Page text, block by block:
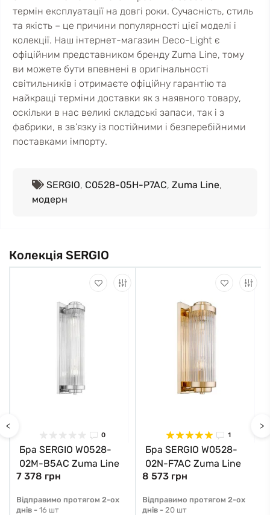
термін експлуатації на довгі роки. Сучасність, стиль
та якість – це причини популярності цієї моделі і
колекції. Наш інтернет-магазин Deco-Light є
офіційним представником бренду Zuma Line, тому
ви можете бути впевнені в оригінальності
світильників і отримаєте офіційну гарантію та
найкращі терміни доставки як з наявного товару,
оскільки в нас великі складські запаси, так і з
фабрики, в зв’язку із постійними і безперебійними
поставками імпорту.
SERGIO, C0528-05H-P7AC, Zuma Line,
модерн
Колекція SERGIO
<
0
Бра SERGIO W0528-
02M-B5AC Zuma Line
7 378 грн
Відправимо протягом 2-ох
днів - 16 шт
1
Бра SERGIO W0528-
02N-F7AC Zuma Line
8 573 грн
Відправимо протягом 2-ох
днів - 20 шт
>